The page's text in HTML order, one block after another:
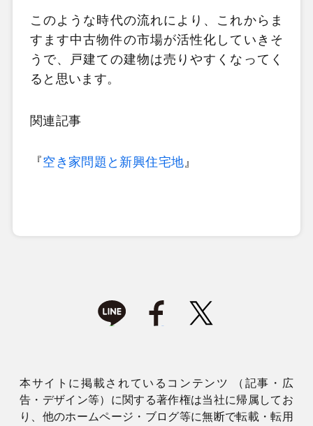
このような時代の流れにより、これからま
すます中古物件の市場が活性化していきそ
うで、戸建ての建物は売りやすくなってく
ると思います。
関連記事
『空き家問題と新興住宅地』
本サイトに掲載されているコンテンツ （記事・広
告・デザイン等）に関する著作権は当社に帰属してお
り、他のホームページ・ブログ等に無断で転載・転用